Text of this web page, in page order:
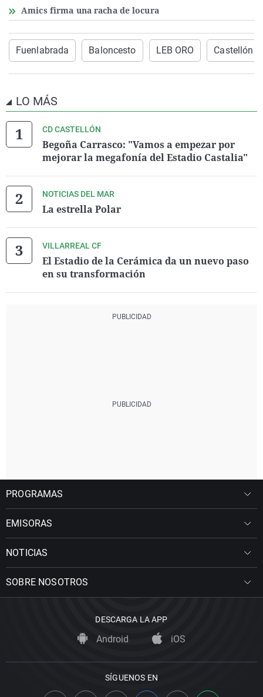
Amics firma una racha de locura
Fuenlabrada Baloncesto LEB ORO Castellón
LO MÁS
CD CASTELLÓN
Begoña Carrasco: "Vamos a empezar por
mejorar la megafonía del Estadio Castalia"
NOTICIAS DEL MAR
La estrella Polar
VILLARREAL CF
El Estadio de la Cerámica da un nuevo paso
en su transformación
PROGRAMAS
EMISORAS
NOTICIAS
SOBRE NOSOTROS
DESCARGA LA APP
Android iOS
SÍGUENOS EN